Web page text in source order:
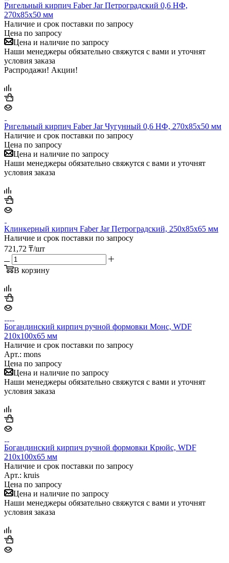
Ригельный кирпич Faber Jar Петроградский 0,6 НФ,
270х85х50 мм
Наличие и срок поставки по запросу
Цена по запросу
Цена и наличие по запросу
Наши менеджеры обязательно свяжутся с вами и уточнят
условия заказа
Распродажи! Акции!
Ригельный кирпич Faber Jar Чугунный 0,6 НФ, 270х85х50 мм
Наличие и срок поставки по запросу
Цена по запросу
Цена и наличие по запросу
Наши менеджеры обязательно свяжутся с вами и уточнят
условия заказа
Клинкерный кирпич Faber Jar Петроградский, 250х85х65 мм
Наличие и срок поставки по запросу
721,72 ₸/шт
В корзину
Богандинский кирпич ручной формовки Монс, WDF
210x100x65 мм
Наличие и срок поставки по запросу
Арт.: mons
Цена по запросу
Цена и наличие по запросу
Наши менеджеры обязательно свяжутся с вами и уточнят
условия заказа
Богандинский кирпич ручной формовки Крюйс, WDF
210x100x65 мм
Наличие и срок поставки по запросу
Арт.: kruis
Цена по запросу
Цена и наличие по запросу
Наши менеджеры обязательно свяжутся с вами и уточнят
условия заказа